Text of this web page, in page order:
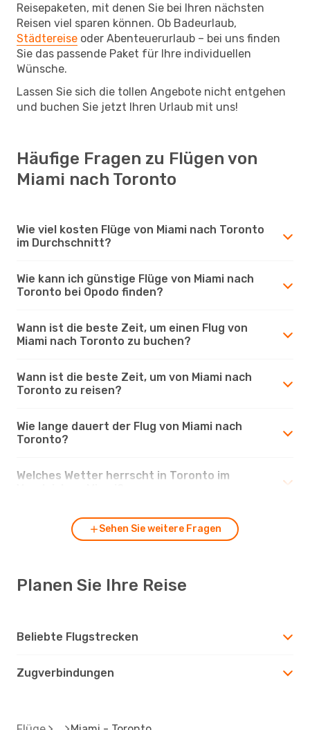
Reisepaketen, mit denen Sie bei Ihren nächsten
Reisen viel sparen können. Ob Badeurlaub,
Städtereise oder Abenteuerurlaub – bei uns finden
Sie das passende Paket für Ihre individuellen
Wünsche.
Lassen Sie sich die tollen Angebote nicht entgehen
und buchen Sie jetzt Ihren Urlaub mit uns!
Häufige Fragen zu Flügen von
Miami nach Toronto
Wie viel kosten Flüge von Miami nach Toronto
im Durchschnitt?
Wie kann ich günstige Flüge von Miami nach
Toronto bei Opodo finden?
Wann ist die beste Zeit, um einen Flug von
Miami nach Toronto zu buchen?
Wann ist die beste Zeit, um von Miami nach
Toronto zu reisen?
Wie lange dauert der Flug von Miami nach
Toronto?
Welches Wetter herrscht in Toronto im
Sehen Sie weitere Fragen
Planen Sie Ihre Reise
Beliebte Flugstrecken
Zugverbindungen